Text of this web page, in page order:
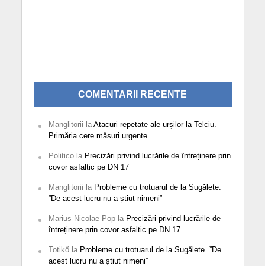
COMENTARII RECENTE
Manglitorii la Atacuri repetate ale urșilor la Telciu.
Primăria cere măsuri urgente
Politicola Precizări privind lucrările de întreținere prin
covor asfaltic pe DN 17
Manglitorii la Probleme cu trotuarul de la Sugălete.
”De acest lucru nu a știut nimeni”
Marius Nicolae Popla Precizări privind lucrările de
întreținere prin covor asfaltic pe DN 17
Totikőla Probleme cu trotuarul de la Sugălete. ”De
acest lucru nu a știut nimeni”